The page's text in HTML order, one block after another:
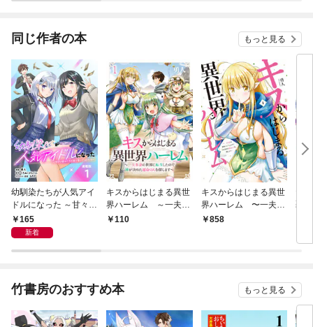
同じ作者の本 もっと見る
幼馴染たちが人気アイ
ドルになった ～甘々な
彼女たちは俺に貢いで
くれている～ 連載版：
165
新着
キスからはじまる異世
界ハーレム ～一夫多
妻の世界に転生したの
110
キスからはじまる異世
界ハーレム 〜一夫多
妻の世界に転生したの
858
だ
覇
は
竹書房のおすすめ本 もっと見る